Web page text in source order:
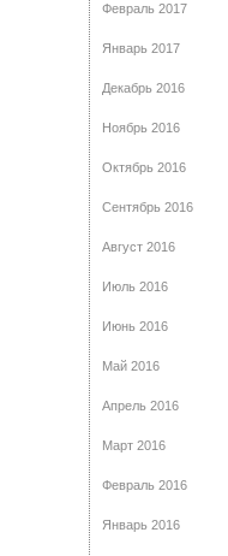
Февраль 2017
Январь 2017
Декабрь 2016
Ноябрь 2016
Октябрь 2016
Сентябрь 2016
Август 2016
Июль 2016
Июнь 2016
Май 2016
Апрель 2016
Март 2016
Февраль 2016
Январь 2016